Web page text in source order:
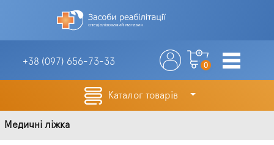
+38 (097) 656-73-33 0
Каталог товарів
Медичні ліжка